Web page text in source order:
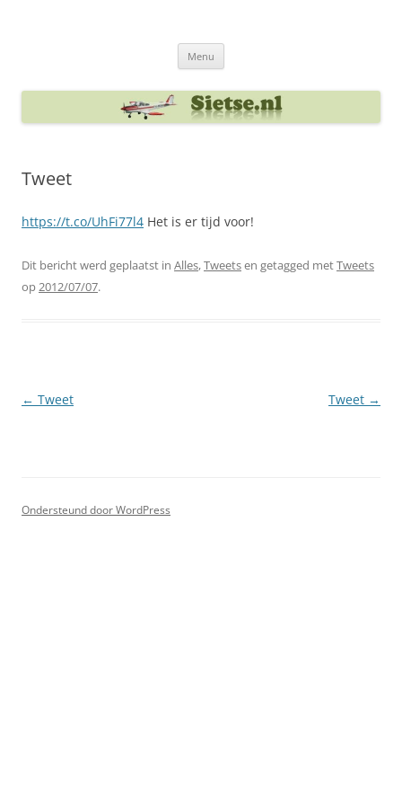
Menu
Tweet
https://t.co/UhFi77l4 Het is er tijd voor!
Dit bericht werd geplaatst in Alles,Tweetsen getagged metTweets
op2012/07/07.
Berichtnavigatie
← Tweet Tweet →
Ondersteund door WordPress